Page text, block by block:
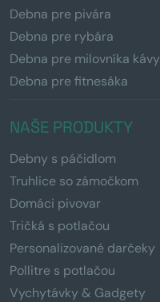
Debna pre pivára
Debna pre rybára
Debna pre milovníka kávy
Debna pre fitnesáka
NAŠE PRODUKTY
Debny s páčidlom
Truhlice so zámočkom
Domáci pivovar
Tričká s potlačou
Personalizované darčeky
Pollitre s potlačou
Vychytávky & Gadgety